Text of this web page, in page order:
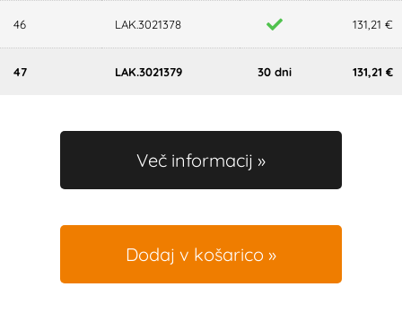
46 LAK.3021378 131,21 €
47 LAK.3021379 30 dni 131,21 €
Več informacij
Dodaj v košarico